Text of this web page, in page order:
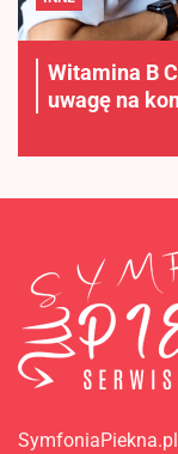
Witamina B
uwagę na